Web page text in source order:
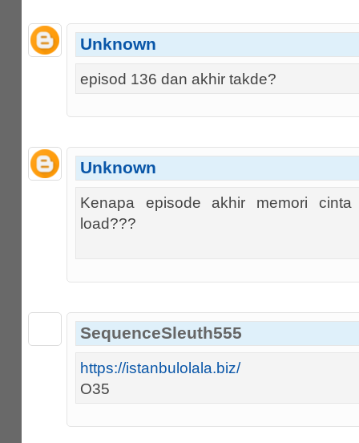
Unknown
episod 136 dan akhir takde?
Unknown
Kenapa episode akhir memori
load???
SequenceSleuth555
https://istanbulolala.biz/
O35